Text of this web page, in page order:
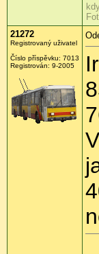
21272
Registrovaný uživatel
Číslo příspěvku: 7013
Registrován: 9-2005